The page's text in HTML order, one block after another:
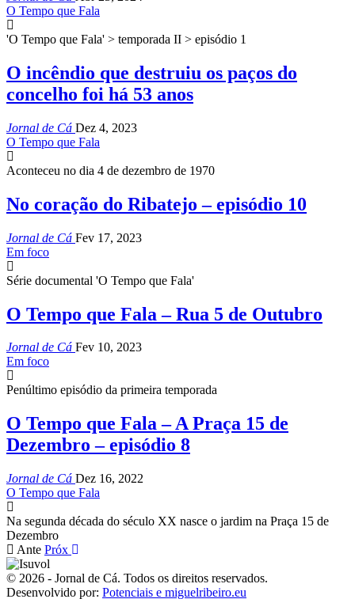
O Tempo que Fala
'O Tempo que Fala' > temporada II > episódio 1
O incêndio que destruiu os paços do
concelho foi há 53 anos
Jornal de Cá Dez 4, 2023
O Tempo que Fala
Aconteceu no dia 4 de dezembro de 1970
No coração do Ribatejo – episódio 10
Jornal de Cá Fev 17, 2023
Em foco
Série documental 'O Tempo que Fala'
O Tempo que Fala – Rua 5 de Outubro
Jornal de Cá Fev 10, 2023
Em foco
Penúltimo episódio da primeira temporada
O Tempo que Fala – A Praça 15 de
Dezembro – episódio 8
Jornal de Cá Dez 16, 2022
O Tempo que Fala
Na segunda década do século XX nasce o jardim na Praça 15 de
Dezembro
Ante Próx
© 2026 - Jornal de Cá. Todos os direitos reservados.
Desenvolvido por: Potenciais e miguelribeiro.eu